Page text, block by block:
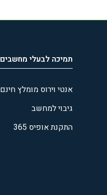
תמיכה לבעלי מחשבים
אנטי וירוס מומלץ חינם
גיבוי למחשב
התקנת אופיס 365